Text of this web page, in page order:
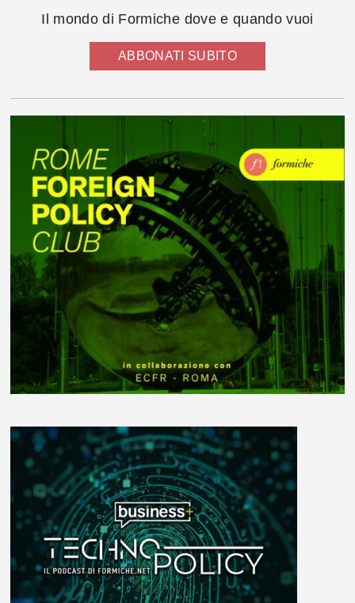
Il mondo di Formiche dove e quando vuoi
ABBONATI SUBITO